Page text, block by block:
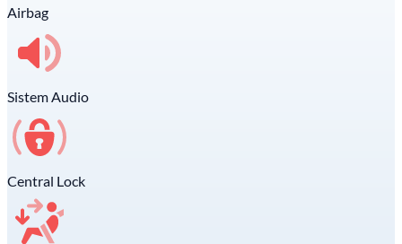
Airbag
Sistem Audio
Central Lock